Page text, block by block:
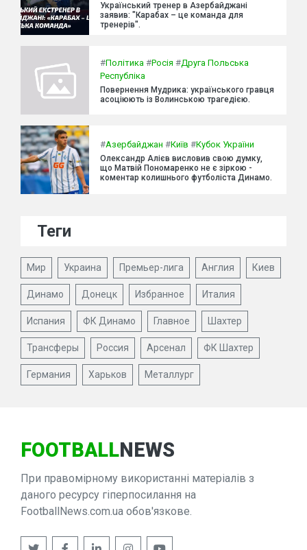
Український тренер в Азербайджані
заявив: "Карабах – це команда для
тренерів".
#Політика #Росія #Друга Польська
Республіка
Повернення Мудрика: українського гравця
асоціюють із Волинською трагедією.
#Азербайджан #Київ #Кубок України
Олександр Алієв висловив свою думку,
що Матвій Пономаренко не є зіркою -
коментар колишнього футболіста Динамо.
Теги
Мир Украина Премьер-лига Англия Киев
Динамо Донецк Избранное Италия
Испания ФК Динамо Главное Шахтер
Трансферы Россия Арсенал ФК Шахтер
Германия Харьков Металлург
FOOTBALLNEWS
При правомірному використанні матеріалів з
даного ресурсу гіперпосилання на
FootballNews.com.ua обов'язкове.